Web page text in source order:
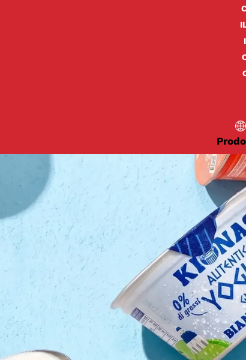
Prodotti & Brand Kionas: il restyling del
del